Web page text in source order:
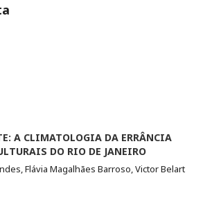
A CLIMATOLOGIA DA ERRÂNCIA
DO RIO DE JANEIRO
Flávia Magalhães Barroso, Victor Belart